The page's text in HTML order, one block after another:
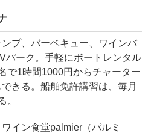
プ、バーベキュー、ワインバ
パーク。手軽にボートレンタル
で1時間1000円からチャーター
きる。船舶免許講習は、毎月
。
イン食堂palmier（パルミ